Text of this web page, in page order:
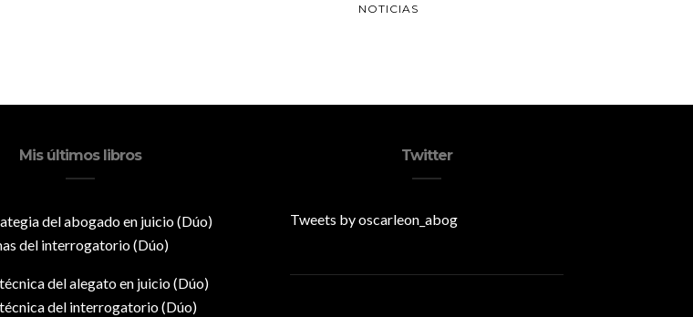
NOTICIAS
Mis últimos libros Twitter
Tweets by oscarleon_abog